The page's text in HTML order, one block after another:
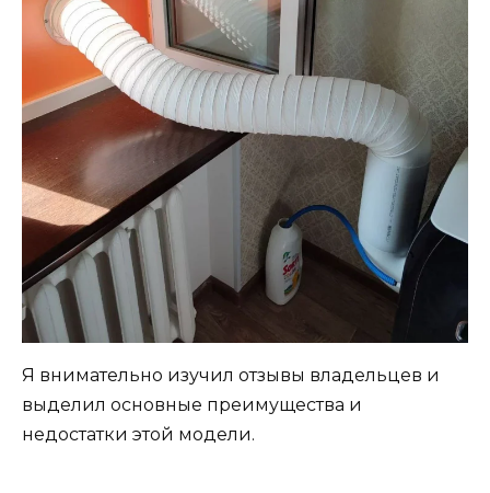
Я внимательно изучил отзывы владельцев и
выделил основные преимущества и
недостатки этой модели.